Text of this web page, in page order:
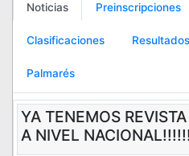
Noticias Preinscripciones
Clasificaciones Resultados
Palmarés
YA TENEMOS
A NIVEL